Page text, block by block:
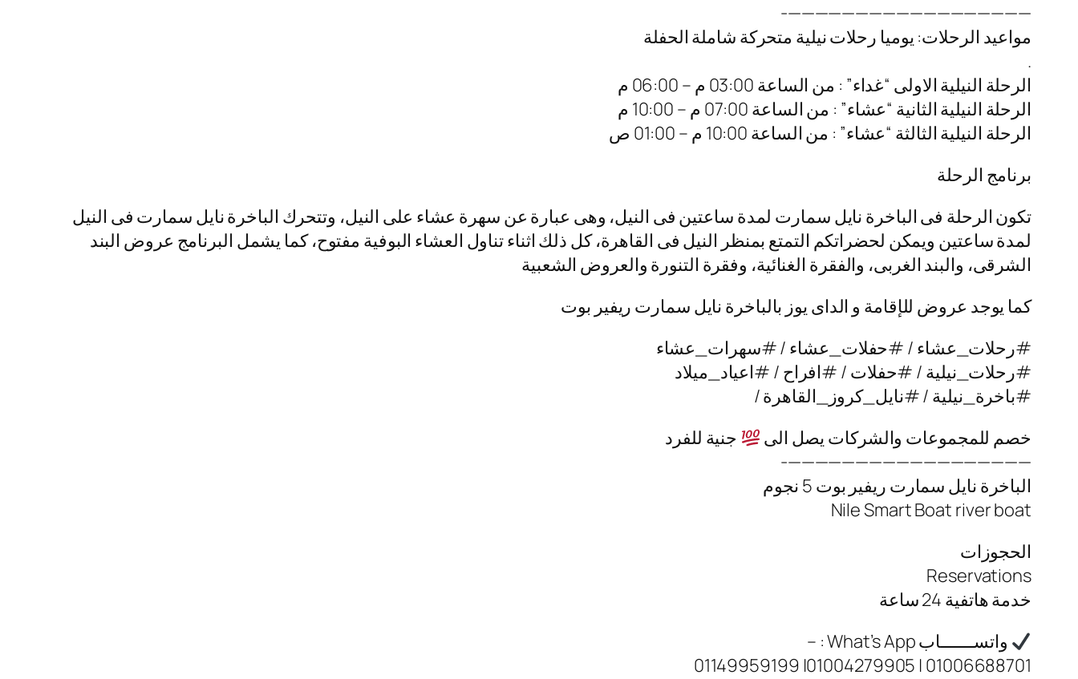
——————————————————-
مواعيد الرحلات: يوميا رحلات نيلية متحركة شاملة الحفلة
.
الرحلة النيلية الاولى “غداء” : من الساعة 03:00 م – 06:00 م
الرحلة النيلية الثانية “عشاء” : من الساعة 07:00 م – 10:00 م
الرحلة النيلية الثالثة “عشاء” : من الساعة 10:00 م – 01:00 ص
برنامج الرحلة
تكون الرحلة فى الباخرة نايل سمارت لمدة ساعتين فى النيل، وهى عبارة عن سهرة عشاء على النيل، وتتحرك الباخرة نايل سمارت فى النيل
لمدة ساعتين ويمكن لحضراتكم التمتع بمنظر النيل فى القاهرة، كل ذلك اثناء تناول العشاء البوفية مفتوح، كما يشمل البرنامج عروض البند
الشرقى، والبند الغربى، والفقرة الغنائية، وفقرة التنورة والعروض الشعبية
كما يوجد عروض للإقامة و الداى يوز بالباخرة نايل سمارت ريفير بوت
#رحلات_عشاء / #حفلات_عشاء / #سهرات_عشاء
#رحلات_نيلية / #حفلات / #افراح / #اعياد_ميلاد
#باخرة_نيلية / #نايل_كروز_القاهرة /
خصم للمجموعات والشركات يصل الى
جنية للفرد
——————————————————-
الباخرة نايل سمارت ريفير بوت 5 نجوم
Nile Smart Boat river boat
الحجوزات
Reservations
خدمة هاتفية 24 ساعة
واتســـــــاب What’s App : –
01006688701 | 01004279905| 01149959199